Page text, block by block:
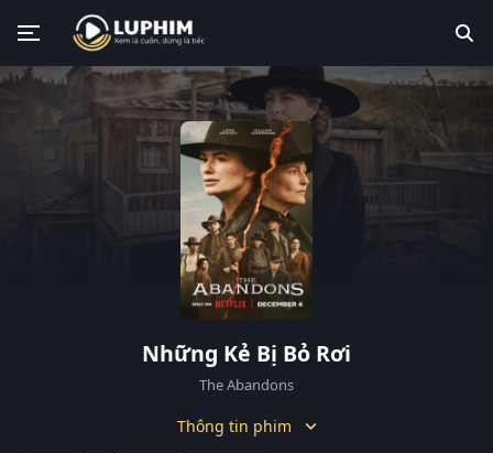
Những Kẻ Bị Bỏ Rơi
The Abandons
Thông tin phim